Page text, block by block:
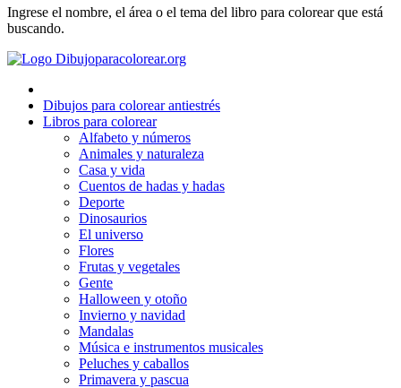
Deporte
Dinosaurios
Flores
Frutas y vegetales
Halloween y otoño
Invierno y navidad
Música e instrumentos musicales
Peluches y caballos
Primavera y pascua
San Valentín y amor
Ingrese el nombre, el área o el tema del libro para colorear que está
buscando.
Dibujos para colorear antiestrés
Libros para colorear
Alfabeto y números
Animales y naturaleza
Casa y vida
Cuentos de hadas y hadas
Deporte
Dinosaurios
El universo
Flores
Frutas y vegetales
Gente
Halloween y otoño
Invierno y navidad
Mandalas
Música e instrumentos musicales
Peluches y caballos
Primavera y pascua